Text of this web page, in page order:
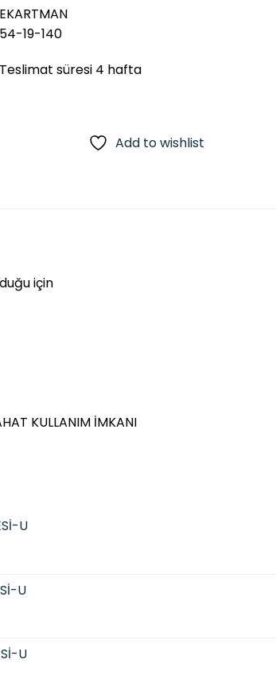
EKARTMAN
54-19-140
Teslimat süresi 4 hafta
Add to wishlist
için
KULLANIM İMKANI
U
U
U